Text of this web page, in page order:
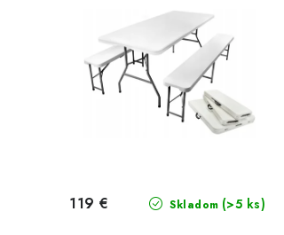
Skladom (>5 ks)
119 €